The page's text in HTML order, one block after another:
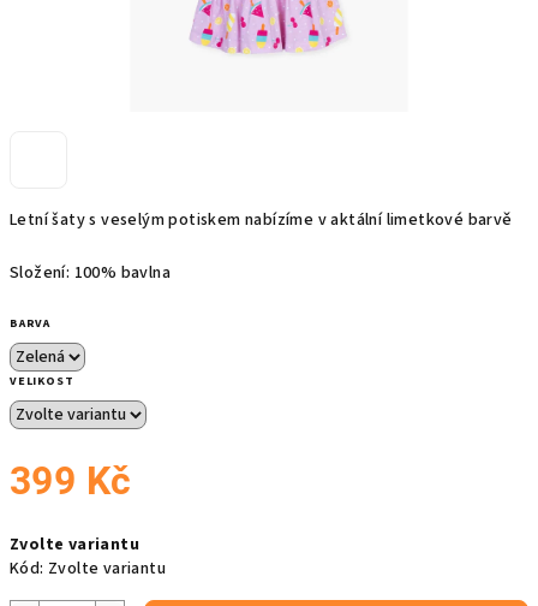
Letní šaty s veselým potiskem nabízíme v aktální limetkové barvě
Složení: 100% bavlna
BARVA
VELIKOST
399 Kč
cena:
Zvolte variantu
Kód: Zvolte variantu